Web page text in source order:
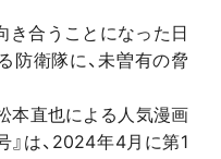
き合うことになった日
防衛隊に、未曽有の脅
本直也による人気漫画
』は、2024年4月に第1